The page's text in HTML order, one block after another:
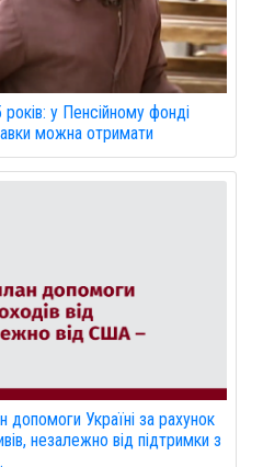
у Пенсійному фонді
можна отримати
допомоги Україні за рахунок
незалежно від підтримки з